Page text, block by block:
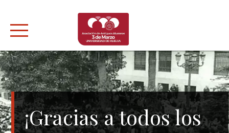
content
¡Gracias a todos los